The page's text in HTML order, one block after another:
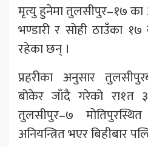
मृत्यु हुनेमा तुलसीपुर–१७ का
भण्डारी र सोही ठाउँका
रहेका छन् ।
प्रहरीका अनुसार
बोकेर जाँदै गरेको रा१त
तुलसीपुर–७ मोतिपुरस्थित
अनियन्त्रित भएर बिहीबार